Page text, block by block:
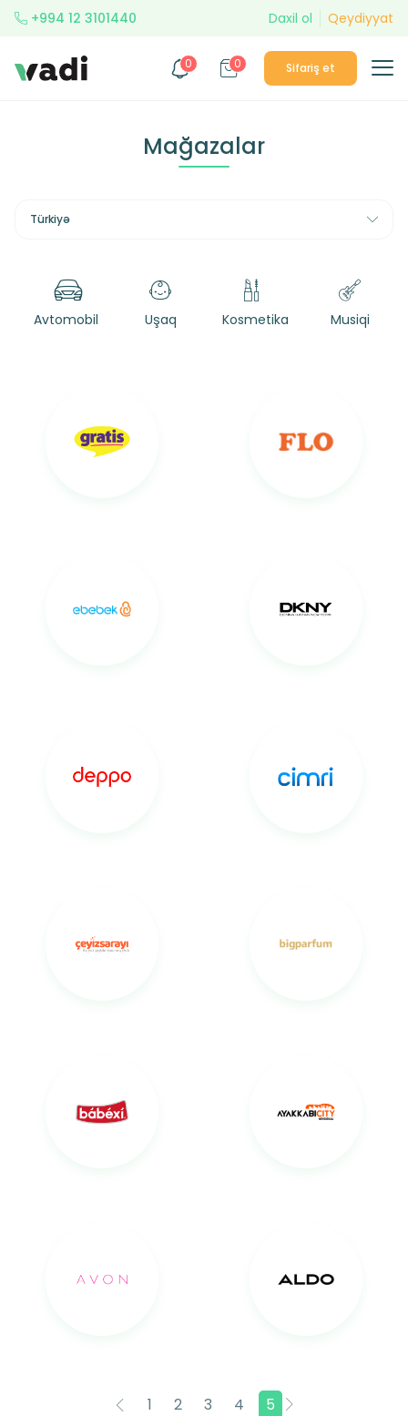
+994 12 3101440 Daxil ol Qeydiyyat
0 0 Sifariş et
Mağazalar
Türkiyə
Avtomobil Uşaq Kosmetika Musiqi
1 2 3 4 5